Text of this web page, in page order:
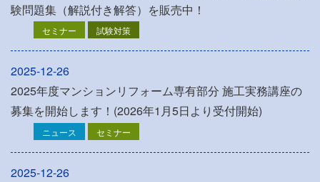
験問題集（解説付き解答）を販売中！
セミナー 試験対策
2025-12-26
2025年度マンションリフォーム専有部分 施工実務講座の
募集を開始します！(2026年1月5日より受付開始)
ニュース セミナー
2025-12-26